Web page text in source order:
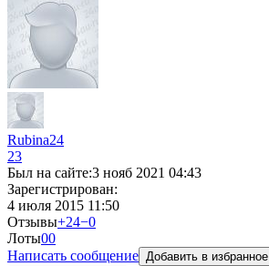
Rubina24
23
Был на сайте:3 нояб 2021 04:43
Зарегистрирован:
4 июля 2015 11:50
Отзывы+24−0
Лоты00
Написать сообщение Добавить в избранное